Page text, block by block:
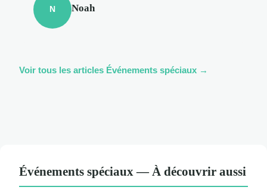
N Noah
Voir tous les articles Événements spéciaux →
Événements spéciaux — À découvrir aussi